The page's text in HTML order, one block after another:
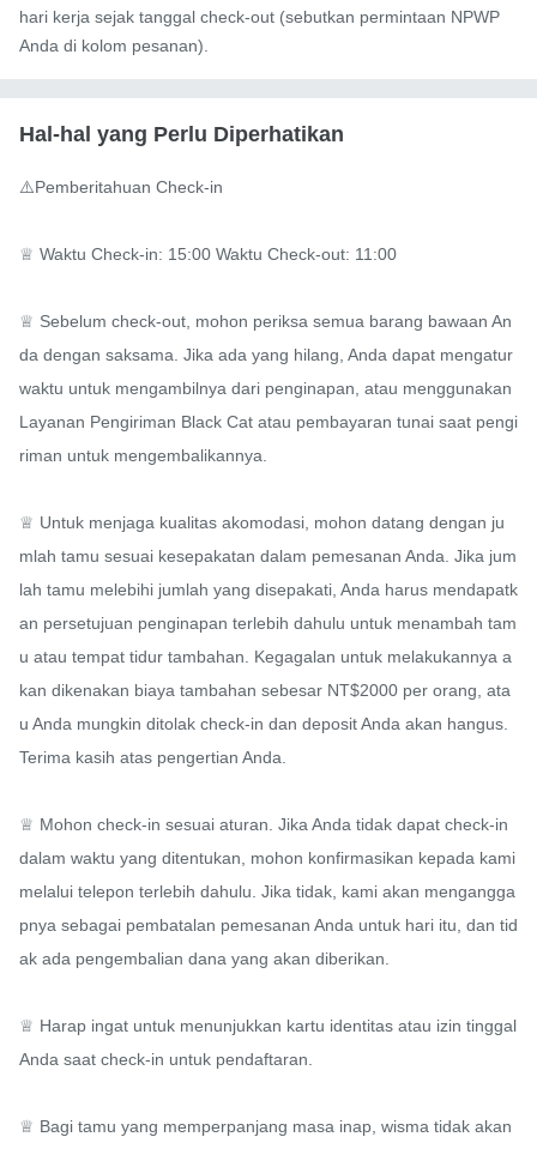
hari kerja sejak tanggal check-out (sebutkan permintaan NPWP
Anda di kolom pesanan).
Hal-hal yang Perlu Diperhatikan
⚠️Pemberitahuan Check-in
♕ Waktu Check-in: 15:00 Waktu Check-out: 11:00
♕ Sebelum check-out, mohon periksa semua barang bawaan An
da dengan saksama. Jika ada yang hilang, Anda dapat mengatur
waktu untuk mengambilnya dari penginapan, atau menggunakan
Layanan Pengiriman Black Cat atau pembayaran tunai saat pengi
riman untuk mengembalikannya.
♕ Untuk menjaga kualitas akomodasi, mohon datang dengan ju
mlah tamu sesuai kesepakatan dalam pemesanan Anda. Jika jum
lah tamu melebihi jumlah yang disepakati, Anda harus mendapatk
an persetujuan penginapan terlebih dahulu untuk menambah tam
u atau tempat tidur tambahan. Kegagalan untuk melakukannya a
kan dikenakan biaya tambahan sebesar NT$2000 per orang, ata
u Anda mungkin ditolak check-in dan deposit Anda akan hangus.
Terima kasih atas pengertian Anda.
♕ Mohon check-in sesuai aturan. Jika Anda tidak dapat check-in
dalam waktu yang ditentukan, mohon konfirmasikan kepada kami
melalui telepon terlebih dahulu. Jika tidak, kami akan mengangga
pnya sebagai pembatalan pemesanan Anda untuk hari itu, dan tid
ak ada pengembalian dana yang akan diberikan.
♕ Harap ingat untuk menunjukkan kartu identitas atau izin tinggal
Anda saat check-in untuk pendaftaran.
♕ Bagi tamu yang memperpanjang masa inap, wisma tidak akan